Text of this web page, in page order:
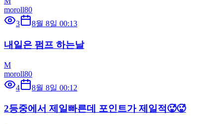
moroll80
3
8월 8일 00:13
내일은 펌프 하는날
M
moroll80
4
8월 8일 00:12
2등중에서 제일빠른데 포인트가 제일적🥵🥵